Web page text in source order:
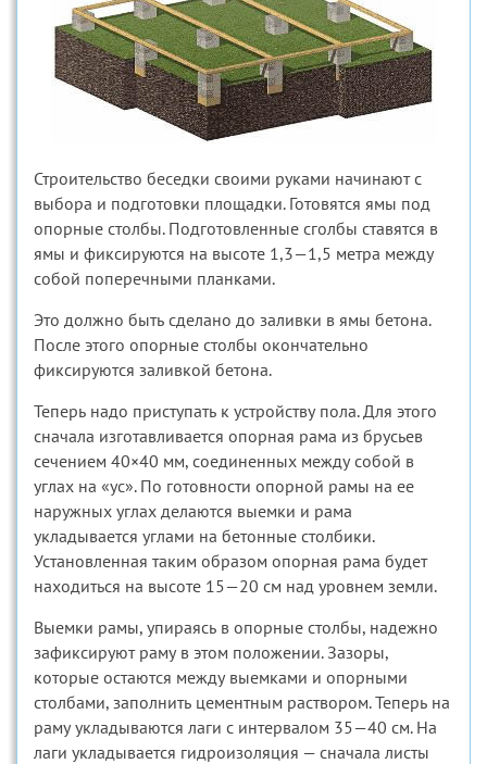
Строительство беседки своими руками начинают с
выбора и подготовки площадки. Готовятся ямы под
опорные столбы. Подготовленные сголбы ставятся в
ямы и фиксируются на высоте 1,3—1,5 метра между
собой поперечными планками.
Это должно быть сделано до заливки в ямы бетона.
После этого опорные столбы окончательно
фиксируются заливкой бетона.
Теперь надо приступать к устройству пола. Для этого
сначала изготавливается опорная рама из брусьев
сечением 40×40 мм, соединенных между собой в
углах на «ус». По готовности опорной рамы на ее
наружных углах делаются выемки и рама
укладывается углами на бетонные столбики.
Установленная таким образом опорная рама будет
находиться на высоте 15—20 см над уровнем земли.
Выемки рамы, упираясь в опорные столбы, надежно
зафиксируют раму в этом положении. Зазоры,
которые остаются между выемками и опорными
столбами, заполнить цементным раствором. Теперь на
раму укладываются лаги с интервалом 35—40 см. На
лаги укладывается гидроизоляция — сначала листы